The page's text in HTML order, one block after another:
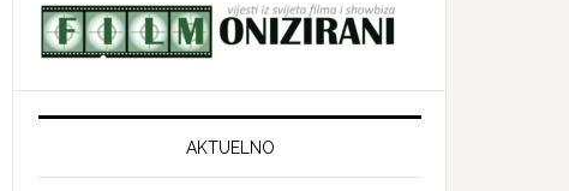
AKTUELNO